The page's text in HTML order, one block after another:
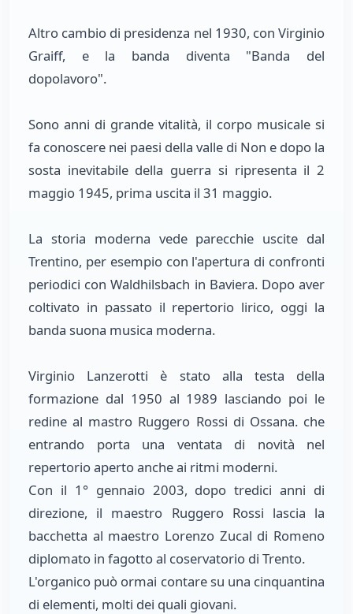
Altro cambio di presidenza nel 1930, con Virginio
Graiff, e la banda diventa "Banda del
dopolavoro".
Sono anni di grande vitalità, il corpo musicale si
fa conoscere nei paesi della valle di Non e dopo la
sosta inevitabile della guerra si ripresenta il 2
maggio 1945, prima uscita il 31 maggio.
La storia moderna vede parecchie uscite dal
Trentino, per esempio con l'apertura di confronti
periodici con Waldhilsbach in Baviera. Dopo aver
coltivato in passato il repertorio lirico, oggi la
banda suona musica moderna.
Virginio Lanzerotti è stato alla testa della
formazione dal 1950 al 1989 lasciando poi le
redine al mastro Ruggero Rossi di Ossana. che
entrando porta una ventata di novità nel
repertorio aperto anche ai ritmi moderni.
Con il 1° gennaio 2003, dopo tredici anni di
direzione, il maestro Ruggero Rossi lascia la
bacchetta al maestro Lorenzo Zucal di Romeno
diplomato in fagotto al coservatorio di Trento.
L'organico può ormai contare su una cinquantina
di elementi, molti dei quali giovani.